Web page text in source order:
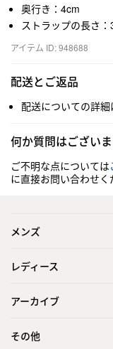
奥行き：4cm
ストラップの長さ：
アイテム ID: 948688
配送とご返品
配送についての詳細
何か質問はござい
ご不明な点については
に直接お問い合わせく
メンズ
レディース
アーカイブ
その他